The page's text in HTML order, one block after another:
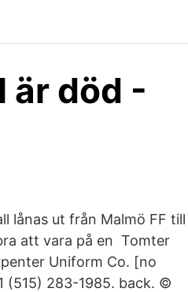
är död -
lånas ut från Malmö FF till
att vara på en Tomter
Uniform Co. [no
(515) 283-1985. back. ©